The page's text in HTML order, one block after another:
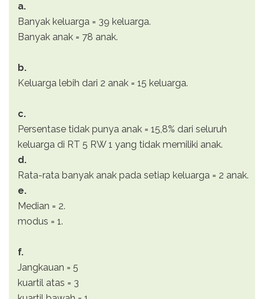
a.
Banyak keluarga = 39 keluarga.
Banyak anak = 78 anak.
b.
Keluarga lebih dari 2 anak = 15 keluarga.
c.
Persentase tidak punya anak = 15,8% dari seluruh
keluarga di RT 5 RW 1 yang tidak memiliki anak.
d.
Rata-rata banyak anak pada setiap keluarga = 2 anak.
e.
Median = 2.
modus = 1.
f.
Jangkauan = 5
kuartil atas = 3